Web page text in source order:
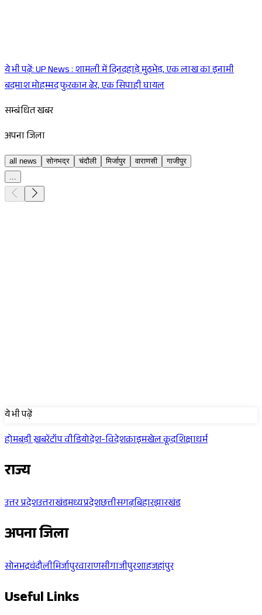
Sponsored
ये भी पढ़ें:UP News : शामली में दिनदहाड़े मुठभेड़, एक लाख का इनामी
बदमाश मोहम्मद फुरकान ढेर, एक सिपाही घायल
सम्बंधित खबर
अपना जिला
all news सोनभद्र चंदौली मिर्जापुर वाराणसी
गाजीपुर
...
ये भी पढ़ें
होमबड़ी ख़बरेंटॉप वीडियोदेश-विदेशक्राइमखेल कूदशिक्षाधर्म
राज्य
उत्तर प्रदेशउत्तराखंडमध्यप्रदेशछत्तीसगढ़बिहारझारखंड
अपना जिला
सोनभद्रचंदौलीमिर्जापुरवाराणसीगाजीपुरशाहजहांपुर
Useful Links